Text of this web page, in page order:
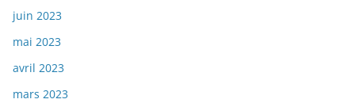
juin 2023
mai 2023
avril 2023
mars 2023